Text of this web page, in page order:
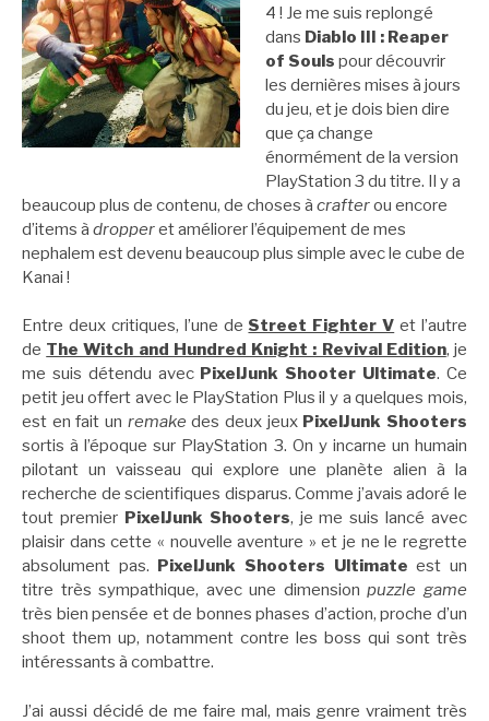
4 ! Je me suis replongé
dans Diablo III : Reaper
of Souls pour découvrir
les dernières mises à jours
du jeu, et je dois bien dire
que ça change
énormément de la version
PlayStation 3 du titre. Il y a
beaucoup plus de contenu, de choses à crafterou encore
d’items à dropperet améliorer l’équipement de mes
nephalem est devenu beaucoup plus simple avec le cube de
Kanai !
Entre deux critiques, l’une de Street Fighter V et l’autre
de The Witch and Hundred Knight : Revival Edition, je
me suis détendu avec PixelJunk Shooter Ultimate. Ce
petit jeu offert avec le PlayStation Plus il y a quelques mois,
est en fait un remake des deux jeux PixelJunk Shooters
sortis à l’époque sur PlayStation 3. On y incarne un humain
pilotant un vaisseau qui explore une planète alien à la
recherche de scientifiques disparus. Comme j’avais adoré le
tout premier PixelJunk Shooters, je me suis lancé avec
plaisir dans cette « nouvelle aventure » et je ne le regrette
absolument pas.
PixelJunk Shooters Ultimate est un
titre très sympathique, avec une dimension puzzle game
très bien pensée et de bonnes phases d’action, proche d’un
shoot them up, notamment contre les boss qui sont très
intéressants à combattre.
J’ai aussi décidé de me faire mal, mais genre vraiment très